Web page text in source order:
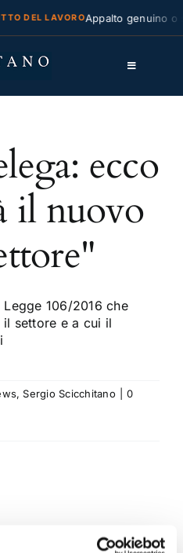
DEL LAVOROAppalto genuino o
Toggle
ecco
il nuovo
106/2016 che
settore e a cui il
,Sergio Scicchitano
0